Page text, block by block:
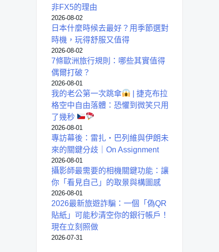
非FX5的理由
2026-08-02
日本什麼時候去最好？用季節選對
時機，玩得舒服又值得
2026-08-02
7條歐洲旅行規則：哪些其實值得
偶爾打破？
2026-08-01
我的老公第一次跳傘
| 捷克布拉
格空中自由落體：恐懼到微笑只用
了幾秒
2026-08-01
專訪幕後：雷扎・巴列維與伊朗未
來的關鍵分歧｜On Assignment
2026-08-01
攝影師最需要的相機關鍵功能：讓
你「看見自己」的取景與構圖感
2026-08-01
2026最新旅遊詐騙：一個「偽QR
貼紙」可能秒清空你的銀行帳戶！
現在立刻照做
2026-07-31